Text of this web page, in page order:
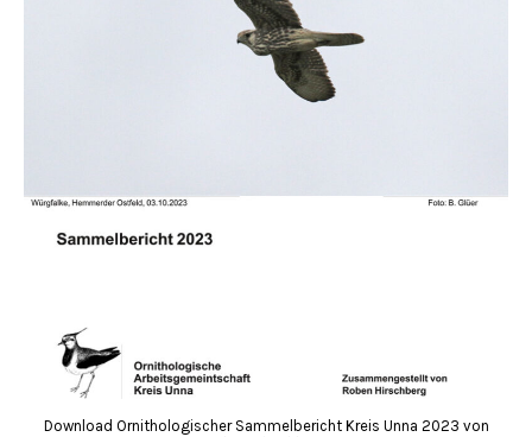
Download Ornithologischer Sammelbericht Kreis Unna 2023 von